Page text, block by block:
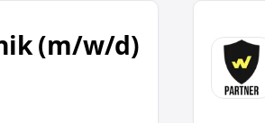
(m/w/d)